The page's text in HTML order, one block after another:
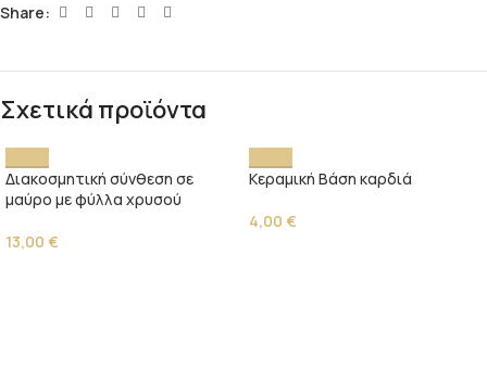
Share:
Σχετικά προϊόντα
Διακοσμητική σύνθεση σε
μαύρο με φύλλα χρυσού
13,00 €
Κεραμική Βάση καρδιά
4,00 €